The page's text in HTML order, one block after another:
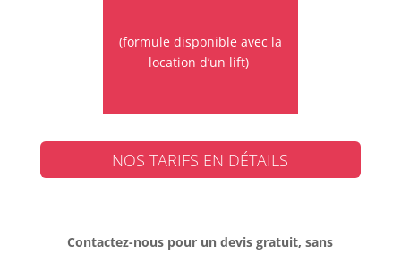
(formule disponible avec la
location d’un lift)
NOS TARIFS EN DÉTAILS
Contactez-nous pour un devis gratuit, sans